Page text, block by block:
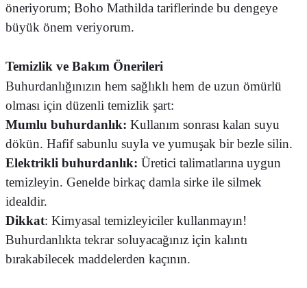
öneriyorum; Boho Mathilda tariflerinde bu dengeye
büyük önem veriyorum.
Temizlik ve Bakım Önerileri
Buhurdanlığınızın hem sağlıklı hem de uzun ömürlü
olması için düzenli temizlik şart:
Mumlu buhurdanlık: Kullanım sonrası kalan suyu
dökün. Hafif sabunlu suyla ve yumuşak bir bezle silin.
Elektrikli buhurdanlık: Üretici talimatlarına uygun
temizleyin. Genelde birkaç damla sirke ile silmek
idealdir.
Dikkat: Kimyasal temizleyiciler kullanmayın!
Buhurdanlıkta tekrar soluyacağınız için kalıntı
bırakabilecek maddelerden kaçının.